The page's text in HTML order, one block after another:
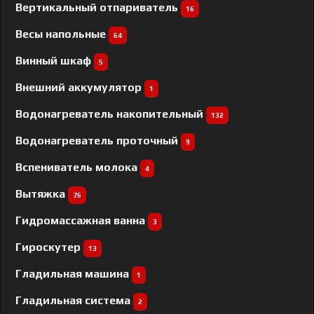
Вертикальный отпариватель 16
Весы напольные 64
Винный шкаф 5
Внешний аккумулятор 1
Водонагреватель накопительный 132
Водонагреватель проточный 9
Вспениватель молока 4
Вытяжка 76
Гидромассажная ванна 3
Гироскутер 13
Гладильная машина 1
Гладильная система 2